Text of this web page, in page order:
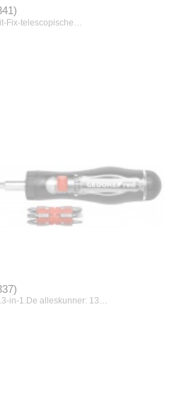
Fix-telescopische…
in-1.De alleskunner: 13…